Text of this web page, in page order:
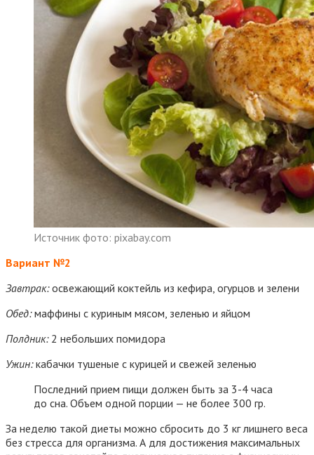
Источник фото: pixabay.com
Вариант №2
Завтрак:освежающий коктейль из кефира, огурцов и зелени
Обед:маффины с куриным мясом, зеленью и яйцом
Полдник:2 небольших помидора
Ужин:кабачки тушеные с курицей и свежей зеленью
Последний прием пищи должен быть за 3-4 часа
до сна. Объем одной порции — не более 300 гр.
За неделю такой диеты можно сбросить до 3 кг лишнего веса
без стресса для организма. А для достижения максимальных